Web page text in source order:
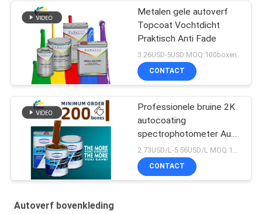
Metalen gele autoverf
Topcoat Vochtdicht
Praktisch Anti Fade
3.26USD-5USD MOQ:100boxen
CONTACT
Professionele bruine 2K
autocoating
spectrophotometer Auto
Refinish Repair Fabrikant
Automotive Auto Verf
CONTACT
Autoverf bovenkleding